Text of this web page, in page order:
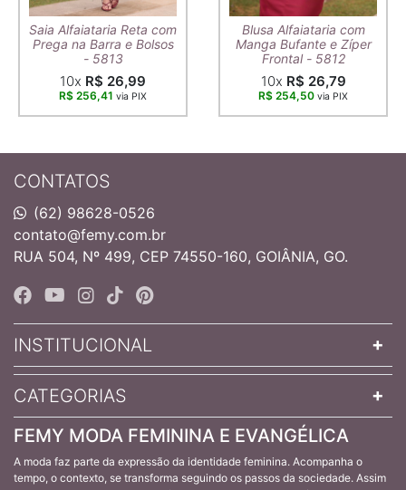
Saia Alfaiataria Reta com
Prega na Barra e Bolsos
- 5813
10x R$ 26,99
R$ 256,41 via PIX
Blusa Alfaiataria com
Manga Bufante e Zíper
Frontal - 5812
10x R$ 26,79
R$ 254,50 via PIX
CONTATOS
(62) 98628-0526
contato@femy.com.br
RUA 504, Nº 499, CEP 74550-160, GOIÂNIA, GO.
INSTITUCIONAL
CATEGORIAS
FEMY MODA FEMININA E EVANGÉLICA
A moda faz parte da expressão da identidade feminina. Acompanha o
tempo, o contexto, se transforma seguindo os passos da sociedade. Assim